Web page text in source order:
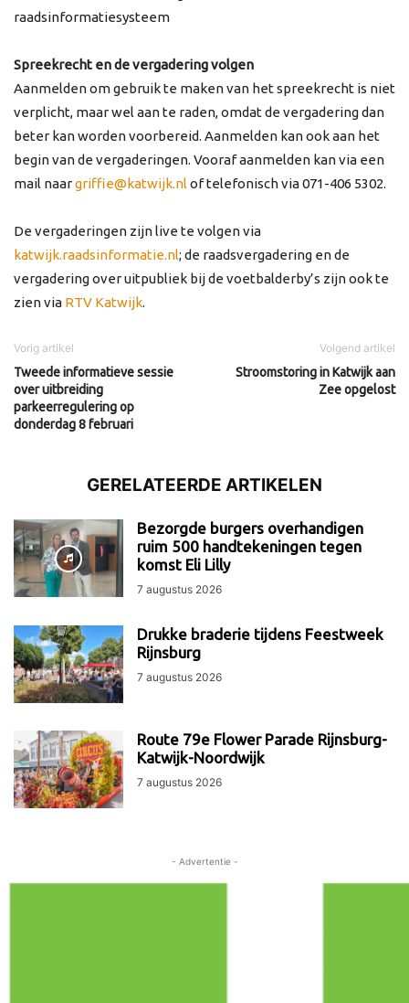
raadsinformatiesysteem
Spreekrecht en de vergadering volgen
Aanmelden om gebruik te maken van het spreekrecht is niet
verplicht, maar wel aan te raden, omdat de vergadering dan
beter kan worden voorbereid. Aanmelden kan ook aan het
begin van de vergaderingen. Vooraf aanmelden kan via een
mail naargriffie@katwijk.nl of telefonisch via 071-406 5302.
De vergaderingen zijn live te volgen via
katwijk.raadsinformatie.nl; de raadsvergadering en de
vergadering over uitpubliek bij de voetbalderby’s zijn ook te
zien via RTV Katwijk.
Vorig artikel
Tweede informatieve sessie
over uitbreiding
parkeerregulering op
donderdag 8 februari
Volgend artikel
Stroomstoring in Katwijk aan
Zee opgelost
GERELATEERDE ARTIKELEN
Bezorgde burgers overhandigen
ruim 500 handtekeningen tegen
komst Eli Lilly
7 augustus 2026
Drukke braderie tijdens Feestweek
Rijnsburg
7 augustus 2026
Route 79e Flower Parade Rijnsburg-
Katwijk-Noordwijk
7 augustus 2026
- Advertentie -